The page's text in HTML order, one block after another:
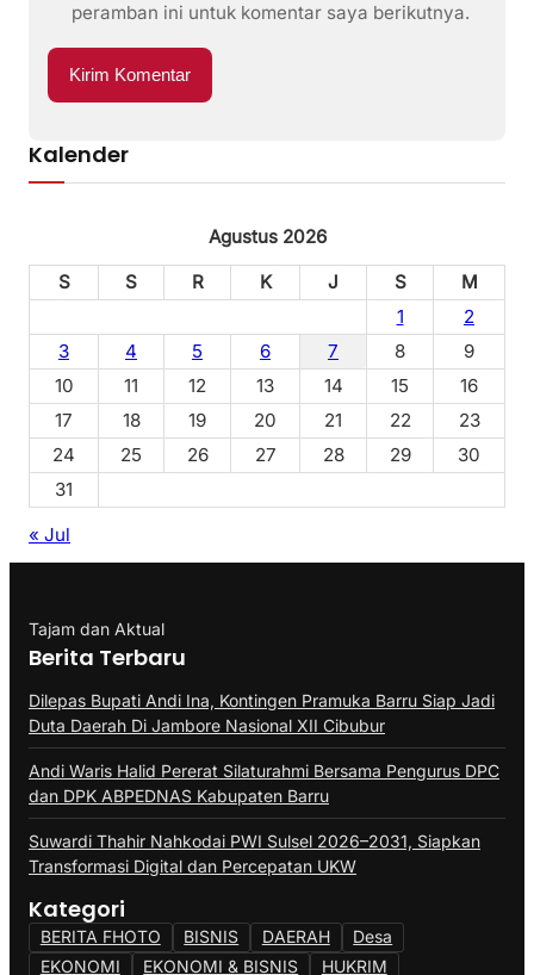
peramban ini untuk komentar saya berikutnya.
Kalender
Agustus 2026
S
S R K J S
M
1
2
3
4 5 6 7 8
9
10
11 12 13 14 15
16
17
18 19 20 21 22
23
24
25 26 27 28 29
30
31
« Jul
Tajam dan Aktual
Berita Terbaru
Dilepas Bupati Andi Ina, Kontingen Pramuka Barru Siap Jadi
Duta Daerah Di Jambore Nasional XII Cibubur
Andi Waris Halid Pererat Silaturahmi Bersama Pengurus DPC
dan DPK ABPEDNAS Kabupaten Barru
Suwardi Thahir Nahkodai PWI Sulsel 2026–2031, Siapkan
Transformasi Digital dan Percepatan UKW
Kategori
BERITA FHOTO BISNIS DAERAH
Desa
EKONOMI
EKONOMI & BISNIS HUKRIM